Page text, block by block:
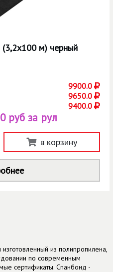
м) черный
9900.0
9650.0
9400.0
руб за рул
в корзину
из полипропилена,
по современным
сертификаты. Спанбонд -